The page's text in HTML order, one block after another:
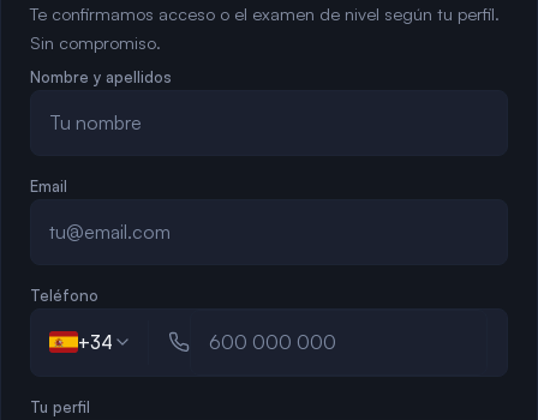
Te confirmamos acceso o el examen de nivel según tu perfil.
Sin compromiso.
Nombre y apellidos
Email
Teléfono
+34
Tu perfil